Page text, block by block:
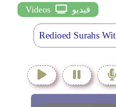
Videos
فيديو